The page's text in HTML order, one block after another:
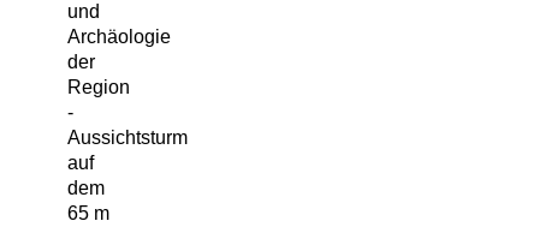
und
Archäologie
der
Region
-
Aussichtsturm
auf
dem
65 m